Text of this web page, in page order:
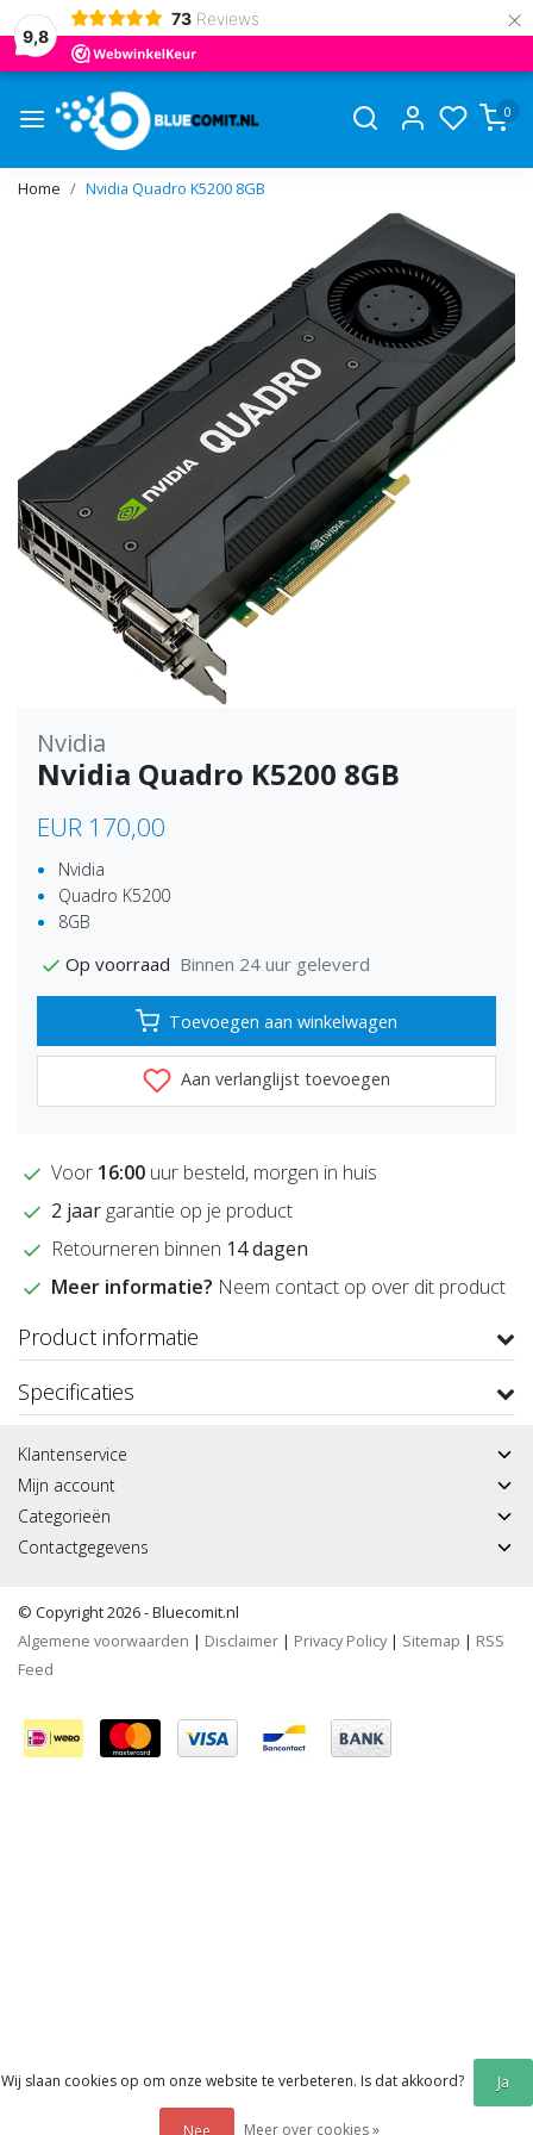
9,8
73 Reviews ×
0
Home Nvidia Quadro K5200 8GB
Nvidia
Nvidia Quadro K5200 8GB
EUR 170,00
Nvidia
Quadro K5200
8GB
Op voorraad Binnen 24 uur geleverd
Toevoegen aan winkelwagen
Aan verlanglijst toevoegen
Voor 16:00 uur besteld, morgen in huis
2 jaargarantie op je product
Retourneren binnen 14 dagen
Meer informatie? Neem contact op over dit product
Product informatie
Specificaties
Klantenservice
Mijn account
Categorieën
Contactgegevens
© Copyright 2026 - Bluecomit.nl
Algemene voorwaarden | Disclaimer | Privacy Policy| Sitemap | RSS
Feed
Wij slaan cookies op om onze website te verbeteren. Is dat akkoord? Ja
Nee Meer over cookies »